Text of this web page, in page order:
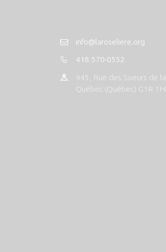
info@laroseliere.org
418 570-0552
945, Rue des Soeurs de
Québec (Québec) G1R